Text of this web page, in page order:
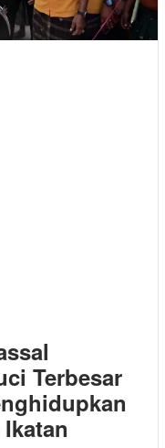
Terbesar